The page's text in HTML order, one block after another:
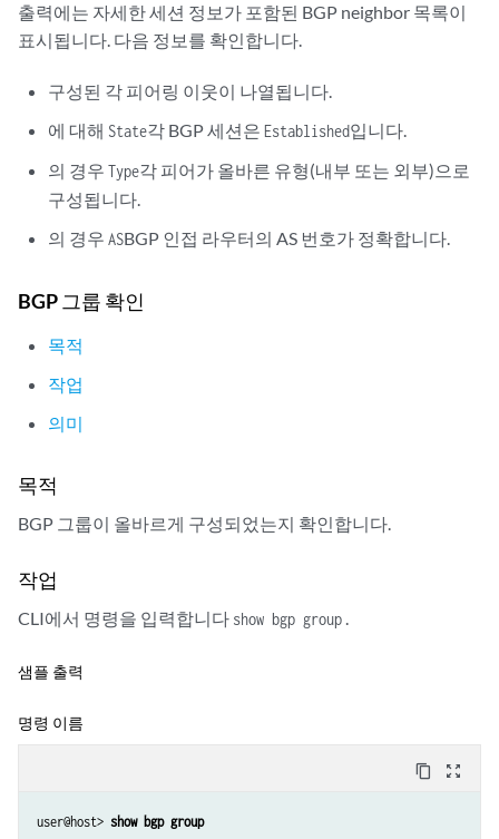
Restart time configured on the peer: 300
  Stale routes from peer are kept for: 60
  NLRI that peer supports restart for: inet-unicast inet6-unicast
  NLRI of received end-of-rib markers: inet-unicast inet6-unicast
  NLRI of all end-of-rib markers sent: inet-unicast inet6-unicast
  Table inet.0 Bit: 10000
    RIB State: restart is complete
    Send state: in sync
    Suppressed due to damping: 0
    RIB State: restart is complete
    Send state: in sync
    Received prefixes: 2
  Last traffic (seconds): Received 3    Sent 3    Checked 3
Output messages: Total 7      Updates 3       Refreshes 0
  Output Queue[1]: 0
  Trace file: /var/log/bgpgr size 131072 files 10
출력에는 자세한 세션 정보가 포함된 BGP neighbor 목록이
표시됩니다. 다음 정보를 확인합니다.
구성된 각 피어링 이웃이 나열됩니다.
에 대해 State각 BGP 세션은Established입니다.
의 경우Type각 피어가 올바른 유형(내부 또는 외부)으로
구성됩니다.
의 경우ASBGP 인접 라우터의 AS 번호가 정확합니다.
BGP 그룹 확인
목적
작업
의미
목적
BGP 그룹이 올바르게 구성되었는지 확인합니다.
작업
CLI에서 명령을 입력합니다 show bgp group .
샘플 출력
명령 이름
content_copy zoom_out_map
user@host> show bgp group